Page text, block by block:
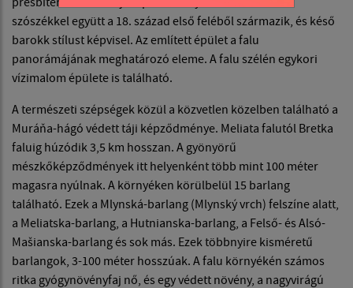
szószékkel együtt a 18. század első feléből származik, és késő
barokk stílust képvisel. Az említett épület a falu
panorámájának meghatározó eleme. A falu szélén egykori
vízimalom épülete is található.
A természeti szépségek közül a közvetlen közelben található a
Muráňa-hágó védett táji képződménye. Meliata falutól Bretka
faluig húzódik 3,5 km hosszan. A gyönyörű
mészkőképződmények itt helyenként több mint 100 méter
magasra nyúlnak. A környéken körülbelül 15 barlang
található. Ezek a Mlynská-barlang (Mlynský vrch) felszíne alatt,
a Meliatska-barlang, a Hutnianska-barlang, a Felső- és Alsó-
Mašianska-barlang és sok más. Ezek többnyire kisméretű
barlangok, 3-100 méter hosszúak. A falu környékén számos
ritka gyógynövényfaj nő, és egy védett növény, a nagyvirágú